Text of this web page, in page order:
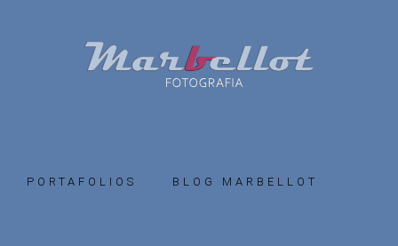
PORTAFOLIOS BLOG MARBELLOT